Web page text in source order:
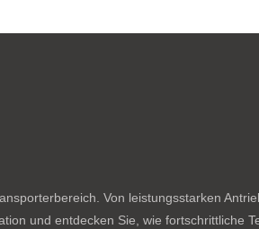
Von leistungsstarken
und entdecken Sie, wie fortschrittliche